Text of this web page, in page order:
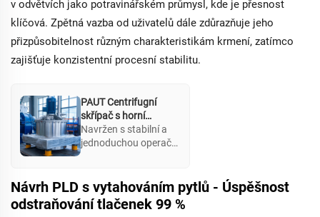
v odvětvích jako potravinářském průmysl, kde je přesnost
klíčová. Zpětná vazba od uživatelů dále zdůrazňuje jeho
přizpůsobitelnost různým charakteristikám krmení, zatímco
zajišťuje konzistentní procesní stabilitu.
PAUT Centrifugní
skřípač s horní
podložkou
Navržen s stabilní a
jednoduchou operační
tlumičové vlastnosti a
vysokou efektivitu. Je
vhodný pro
Návrh PLD s vytahováním pytlů - Úspěšnost
odstraňování tlačenek 99 %